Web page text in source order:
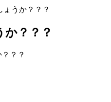
ょうか？？？
か？？？